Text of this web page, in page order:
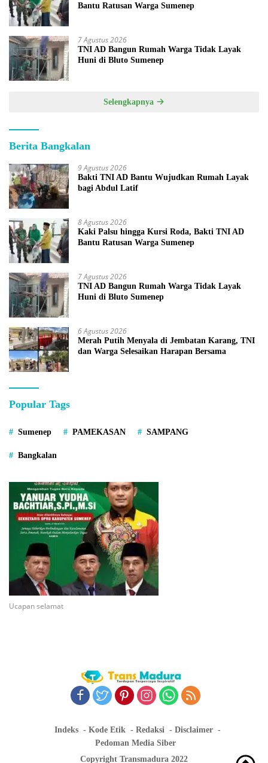
Bantu Ratusan Warga Sumenep
7 Agustus 2026
TNI AD Bangun Rumah Warga Tidak Layak
Huni di Bluto Sumenep
Selengkapnya
Berita Bangkalan
9 Agustus 2026
Bakti TNI AD Bantu Wujudkan Rumah Layak
bagi Abdul Latif
8 Agustus 2026
Kaki Palsu hingga Kursi Roda, Bakti TNI AD
Bantu Ratusan Warga Sumenep
7 Agustus 2026
TNI AD Bangun Rumah Warga Tidak Layak
Huni di Bluto Sumenep
6 Agustus 2026
Merah Putih Menyala di Jembatan Karang, TNI
dan Warga Selesaikan Harapan Bersama
Popular Tags
Sumenep PAMEKASAN SAMPANG
Bangkalan
Ucapan selamat
Indeks Kode Etik Redaksi
Disclaimer
Pedoman Media Siber
Copyright Transmadura 2022